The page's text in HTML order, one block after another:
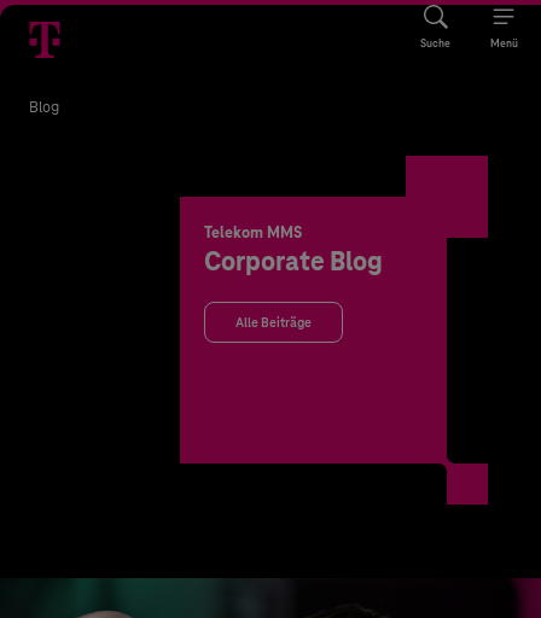
Suche Menü
Blog
Telekom MMS
Corporate Blog
Alle Beiträge